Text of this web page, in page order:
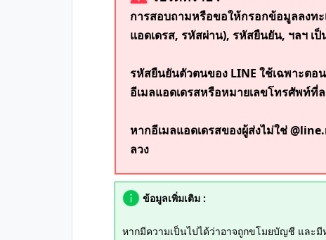
การสอบถามหรือขอให้กรอกข้อมูลลงท
แอดเดรส, รหัสผ่าน), รหัสยืนยัน, ฯลฯ เ
รหัสยืนยันตัวตนของ LINE ใช้เฉพาะต
อีเมลแอดเดรสหรือหมายเลขโทรศัพท์ที่
หากอีเมลแอดเดรสของผู้ส่งไม่ใช่
ลวง
ข้อมูลเพิ่มเติม :
หากมีความเป็นไปได้ว่าอาจถูกขโมยบัญชี และมี